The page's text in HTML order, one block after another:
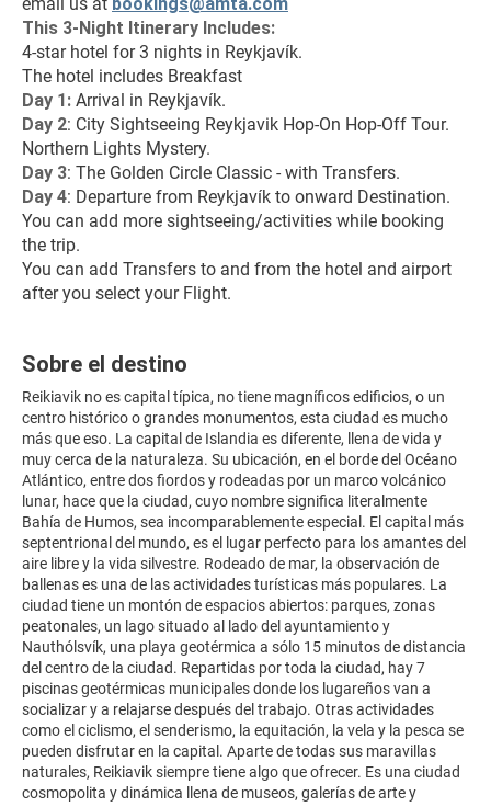
email us at bookings@amta.com
This 3-Night Itinerary Includes:
4-star hotel for 3 nights in Reykjavík.
The hotel includes Breakfast
Day 1: Arrival in Reykjavík.
Day 2: City Sightseeing Reykjavik Hop-On Hop-Off Tour.
Northern Lights Mystery.
Day 3: The Golden Circle Classic - with Transfers.
Day 4: Departure from Reykjavík to onward Destination.
You can add more sightseeing/activities while booking
the trip.
You can add Transfers to and from the hotel and airport
after you select your Flight.
Sobre el destino
Reikiavik no es capital típica, no tiene magníficos edificios, o un
centro histórico o grandes monumentos, esta ciudad es mucho
más que eso. La capital de Islandia es diferente, llena de vida y
muy cerca de la naturaleza. Su ubicación, en el borde del Océano
Atlántico, entre dos fiordos y rodeadas por un marco volcánico
lunar, hace que la ciudad, cuyo nombre significa literalmente
Bahía de Humos, sea incomparablemente especial. El capital más
septentrional del mundo, es el lugar perfecto para los amantes del
aire libre y la vida silvestre. Rodeado de mar, la observación de
ballenas es una de las actividades turísticas más populares. La
ciudad tiene un montón de espacios abiertos: parques, zonas
peatonales, un lago situado al lado del ayuntamiento y
Nauthólsvík, una playa geotérmica a sólo 15 minutos de distancia
del centro de la ciudad. Repartidas por toda la ciudad, hay 7
piscinas geotérmicas municipales donde los lugareños van a
socializar y a relajarse después del trabajo. Otras actividades
como el ciclismo, el senderismo, la equitación, la vela y la pesca se
pueden disfrutar en la capital. Aparte de todas sus maravillas
naturales, Reikiavik siempre tiene algo que ofrecer. Es una ciudad
cosmopolita y dinámica llena de museos, galerías de arte y